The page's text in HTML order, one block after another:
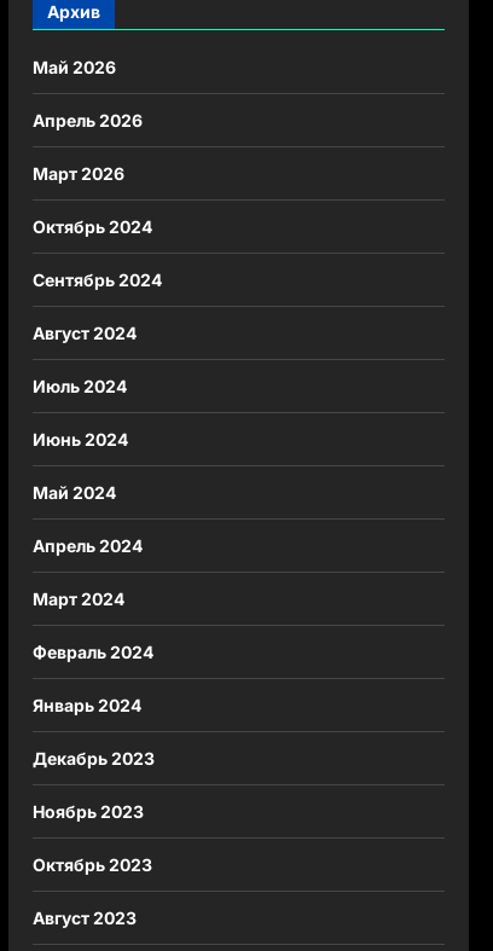
Архив
Май 2026
Апрель 2026
Март 2026
Октябрь 2024
Сентябрь 2024
Август 2024
Июль 2024
Июнь 2024
Май 2024
Апрель 2024
Март 2024
Февраль 2024
Январь 2024
Декабрь 2023
Ноябрь 2023
Октябрь 2023
Август 2023